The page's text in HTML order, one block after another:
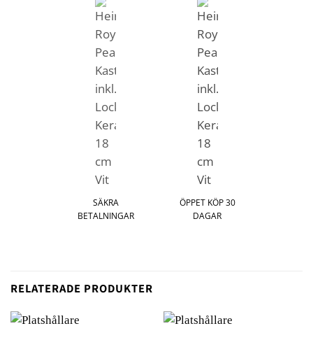
SÄKRA
BETALNINGAR
ÖPPET KÖP 30
DAGAR
RELATERADE PRODUKTER